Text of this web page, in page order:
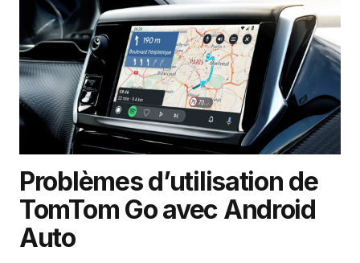
Problèmes d’utilisation de
TomTom Go avec Android
Auto